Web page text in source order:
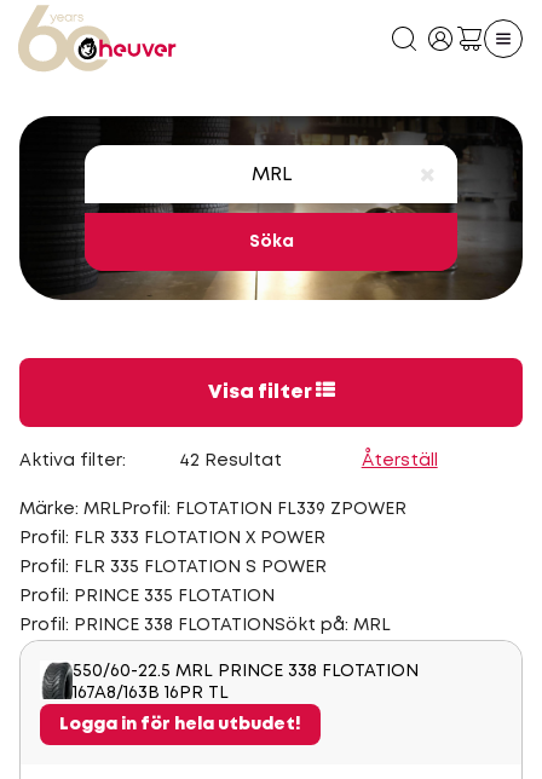
Söka
Visa filter
Aktiva filter:
Märke: MRL Profil: FLOTATION FL339 ZPOWER
Profil: FLR 333 FLOTATION X POWER
Profil: FLR 335 FLOTATION S POWER
Profil: PRINCE 335 FLOTATION
Profil: PRINCE 338 FLOTATIONSökt på: MRL
42 Resultat Återställ
550/60-22.5 MRL PRINCE 338 FLOTATION
167A8/163B 16PR TL
Logga in för hela utbudet!